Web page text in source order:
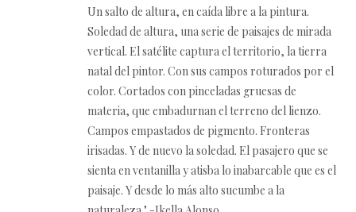
Un salto de altura, en caída libre a la pintura.
Soledad de altura, una serie de paisajes de mirada
vertical. El satélite captura el territorio, la tierra
natal del pintor. Con sus campos roturados por el
color. Cortados con pinceladas gruesas de
materia, que embadurnan el terreno del lienzo.
Campos empastados de pigmento. Fronteras
irisadas. Y de nuevo la soledad. El pasajero que se
sienta en ventanilla y atisba lo inabarcable que es el
paisaje. Y desde lo más alto sucumbe a la